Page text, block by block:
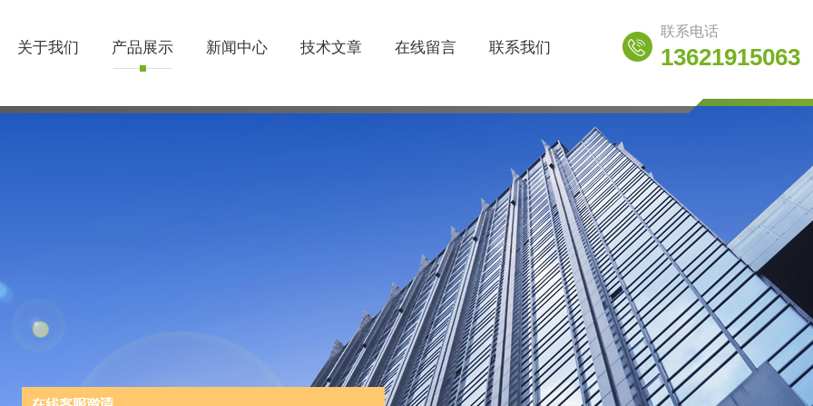
关于我们 产品展示 新闻中心 技术文章 在线留言 联系我们
联系电话
13621915063